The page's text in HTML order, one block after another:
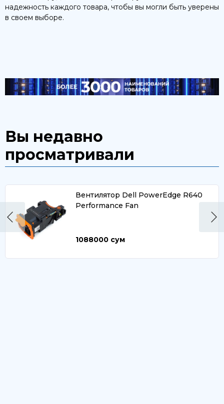
надежность каждого товара, чтобы вы могли быть уверены
в своем выборе.
Вы недавно
просматривали
Вентилятор Dell PowerEdge R640
Performance Fan
1088000 сум